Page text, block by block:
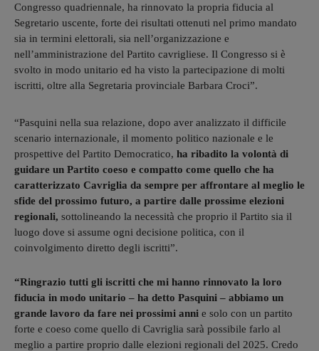
Congresso quadriennale, ha rinnovato la propria fiducia al
Segretario uscente, forte dei risultati ottenuti nel primo mandato
sia in termini elettorali, sia nell’organizzazione e
nell’amministrazione del Partito cavrigliese. Il Congresso si è
svolto in modo unitario ed ha visto la partecipazione di molti
iscritti, oltre alla Segretaria provinciale Barbara Croci”.
“Pasquini nella sua relazione, dopo aver analizzato il difficile
scenario internazionale, il momento politico nazionale e le
prospettive del Partito Democratico, ha ribadito la volontà di
guidare un Partito coeso e compatto come quello che ha
caratterizzato Cavriglia da sempre per affrontare al meglio le
sfide del prossimo futuro, a partire dalle prossime elezioni
regionali, sottolineando la necessità che proprio il Partito sia il
luogo dove si assume ogni decisione politica, con il
coinvolgimento diretto degli iscritti”.
“Ringrazio tutti gli iscritti che mi hanno rinnovato la loro
fiducia in modo unitario – ha detto Pasquini – abbiamo un
grande lavoro da fare nei prossimi anni e solo con un partito
forte e coeso come quello di Cavriglia sarà possibile farlo al
meglio a partire proprio dalle elezioni regionali del 2025. Credo